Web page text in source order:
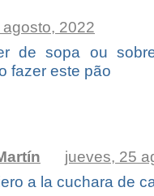
2022
de sopa ou
fazer este pão
jueves, 25
a la cuchara de